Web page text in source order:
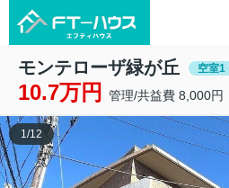
モンテローザ緑が丘 空室1
10.7万円 管理/共益費 8,000円
1/12